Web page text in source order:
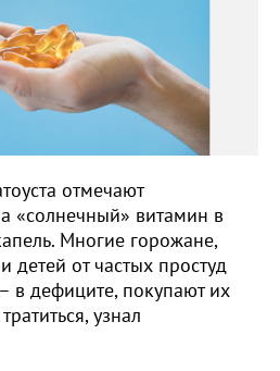
отмечают
«солнечный» витамин в
Многие горожане,
детей от частых простуд
в дефиците, покупают их
узнал